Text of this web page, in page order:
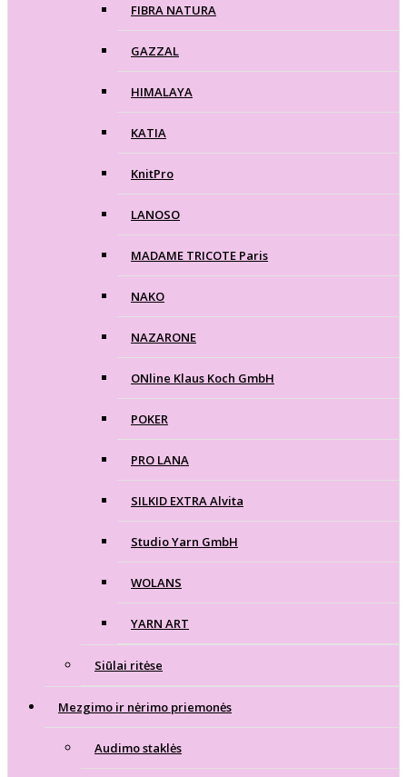
FIBRA NATURA
GAZZAL
HIMALAYA
KATIA
KnitPro
LANOSO
MADAME TRICOTE Paris
NAKO
NAZARONE
ONline Klaus Koch GmbH
POKER
PRO LANA
SILKID EXTRA Alvita
Studio Yarn GmbH
WOLANS
YARN ART
Siūlai ritėse
Mezgimo ir nėrimo priemonės
Audimo staklės